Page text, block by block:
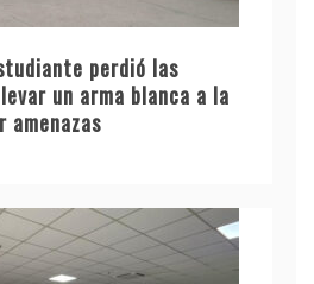
perdió las
un arma blanca a la
amenazas